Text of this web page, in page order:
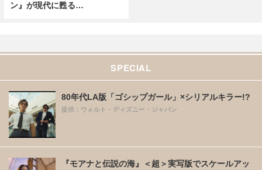
ン』が現代に甦る…
SPECIAL
80年代LA版「ゴシップガール」×シリアルキラー!?
提供：ウォルト・ディズニー・ジャパン
『モアナと伝説の海』＜超＞実写版でスケールアッ